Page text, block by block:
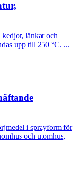
länkar och
upp till 250 °C. ...
i sprayform för
och utomhus,